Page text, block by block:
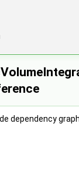
dependency